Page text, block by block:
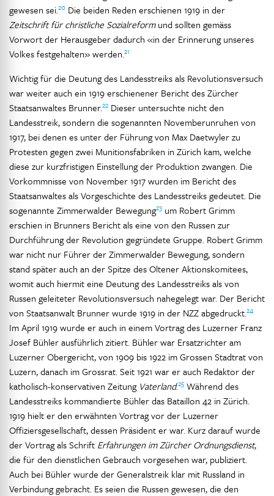
gewesen sei.20 Die beiden Reden erschienen 1919 in der
Zeitschrift für christliche Sozialreformund sollten gemäss
Vorwort der Herausgeber dadurch «in der Erinnerung unseres
Volkes festgehalten» werden.21
Wichtig für die Deutung des Landesstreiks als Revolutionsversuch
war weiter auch ein 1919 erschienener Bericht des Zürcher
Staatsanwaltes Brunner.22 Dieser untersuchte nicht den
Landesstreik, sondern die sogenannten Novemberunruhen von
1917, bei denen es unter der Führung von Max Daetwyler zu
Protesten gegen zwei Munitionsfabriken in Zürich kam, welche
diese zur kurzfristigen Einstellung der Produktion zwangen. Die
Vorkommnisse von November 1917 wurden im Bericht des
Staatsanwaltes als Vorgeschichte des Landesstreiks gedeutet. Die
sogenannte Zimmerwalder Bewegung23 um Robert Grimm
erschien in Brunners Bericht als eine von den Russen zur
Durchführung der Revolution gegründete Gruppe. Robert Grimm
war nicht nur Führer der Zimmerwalder Bewegung, sondern
stand später auch an der Spitze des Oltener Aktionskomitees,
womit auch hiermit eine Deutung des Landesstreiks als von
Russen geleiteter Revolutionsversuch nahegelegt war. Der Bericht
von Staatsanwalt Brunner wurde 1919 in der NZZ abgedruckt.24
Im April 1919 wurde er auch in einem Vortrag des Luzerner Franz
Josef Bühler ausführlich zitiert. Bühler war Ersatzrichter am
Luzerner Obergericht, von 1909 bis 1922 im Grossen Stadtrat von
Luzern, danach im Grossrat. Seit 1921 war er auch Redaktor der
katholisch-konservativen Zeitung Vaterland.25 Während des
Landesstreiks kommandierte Bühler das Bataillon 42 in Zürich.
1919 hielt er den erwähnten Vortrag vor der Luzerner
Offiziersgesellschaft, dessen Präsident er war. Kurz darauf wurde
der Vortrag als Schrift Erfahrungen im Zürcher Ordnungsdienst,
die für den dienstlichen Gebrauch vorgesehen war, publiziert.
Auch bei Bühler wurde der Generalstreik klar mit Russland in
Verbindung gebracht. Es seien die Russen gewesen, die den